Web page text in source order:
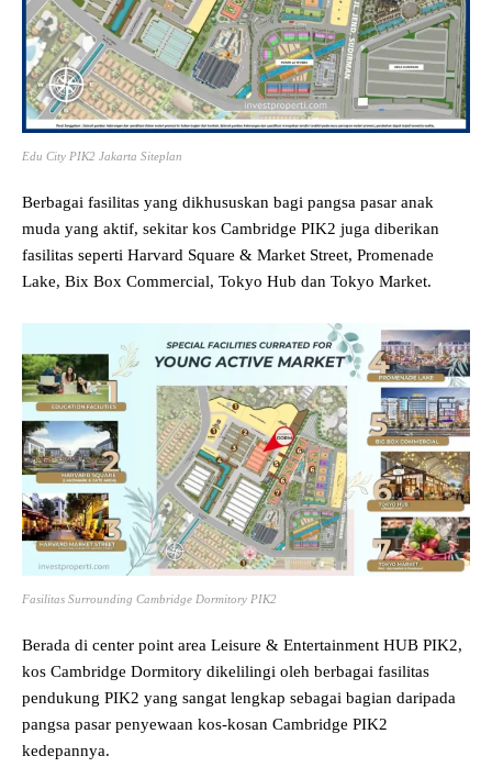
Edu City PIK2 Jakarta Siteplan
Berbagai fasilitas yang dikhususkan bagi pangsa pasar anak
muda yang aktif, sekitar kos Cambridge PIK2 juga diberikan
fasilitas seperti Harvard Square & Market Street, Promenade
Lake, Bix Box Commercial, Tokyo Hub dan Tokyo Market.
Fasilitas Surrounding Cambridge Dormitory PIK2
Berada di center point area Leisure & Entertainment HUB PIK2,
kos Cambridge Dormitory dikelilingi oleh berbagai fasilitas
pendukung PIK2 yang sangat lengkap sebagai bagian daripada
pangsa pasar penyewaan kos-kosan Cambridge PIK2
kedepannya.